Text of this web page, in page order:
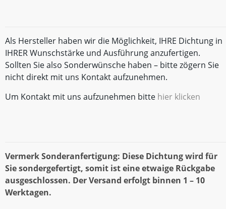
Als Hersteller haben wir die Möglichkeit, IHRE Dichtung in
IHRER Wunschstärke und Ausführung anzufertigen.
Sollten Sie also Sonderwünsche haben – bitte zögern Sie
nicht direkt mit uns Kontakt aufzunehmen.
Um Kontakt mit uns aufzunehmen bitte hier klicken
Vermerk Sonderanfertigung: Diese Dichtung wird für
Sie sondergefertigt, somit ist eine etwaige Rückgabe
ausgeschlossen. Der Versand erfolgt binnen 1 – 10
Werktagen.